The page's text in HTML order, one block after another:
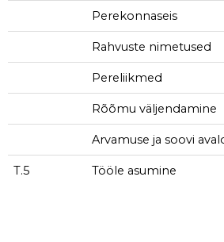
Perekonnaseis
Rahvuste nimetused
Pereliikmed
Rõõmu väljendamine
Arvamuse ja soovi
T.5 Tööle asumine